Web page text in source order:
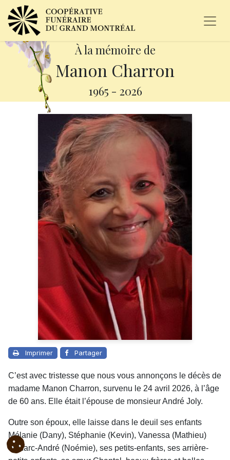
À la mémoire de
Manon Charron
1965 - 2026
Imprimer Partager
C’est avec tristesse que nous vous annonçons le décès de
madame Manon Charron, survenu le 24 avril 2026, à l’âge
de 60 ans. Elle était l’épouse de monsieur André Joly.
Outre son époux, elle laisse dans le deuil ses enfants
Mélanie (Dany), Stéphanie (Kevin), Vanessa (Mathieu)
et Marc-André (Noémie), ses petits-enfants, ses arrière-